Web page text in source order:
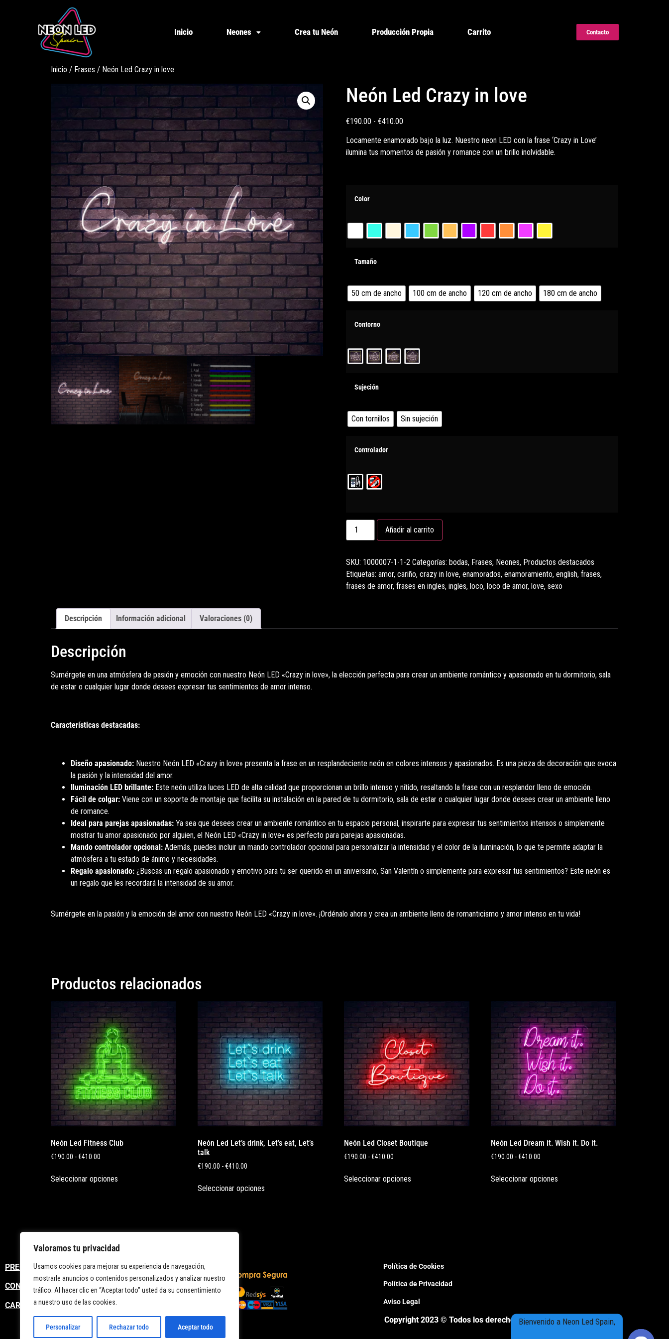
Valoramos tu privacidad
Usamos cookies para mejorar su experiencia de navegación,
mostrarle anuncios o contenidos personalizados y analizar nuestro
tráfico. Al hacer clic en “Aceptar todo” usted da su consentimiento
a nuestro uso de las cookies.
Personalizar Rechazar todo Aceptar todo
Inicio Neones Crea tu Neón Producción Propia Carrito Contacto
Inicio / Frases / Neón Led Crazy in love
Neón Led Crazy in love
€190.00 - €410.00
Locamente enamorado bajo la luz. Nuestro neon LED con la frase ‘Crazy in Love’
ilumina tus momentos de pasión y romance con un brillo inolvidable.
Color
Tamaño
50 cm de ancho 100 cm de ancho 120 cm de ancho 180 cm de ancho
Contorno
Sujeción
Con tornillos Sin sujeción
Controlador
Añadir al carrito
SKU: 1000007-1-1-2 Categorías: bodas, Frases, Neones, Productos destacados
Etiquetas: amor, cariño, crazy in love, enamorados, enamoramiento, english, frases,
frases de amor, frases en ingles, ingles, loco, loco de amor, love, sexo
Descripción Información adicional Valoraciones (0)
Descripción
Sumérgete en una atmósfera de pasión y emoción con nuestro Neón LED «Crazy in love», la elección perfecta para crear un ambiente romántico y apasionado en tu dormitorio, sala
de estar o cualquier lugar donde desees expresar tus sentimientos de amor intenso.
Características destacadas:
Diseño apasionado: Nuestro Neón LED «Crazy in love» presenta la frase en un resplandeciente neón en colores intensos y apasionados. Es una pieza de decoración que evoca
la pasión y la intensidad del amor.
Iluminación LED brillante: Este neón utiliza luces LED de alta calidad que proporcionan un brillo intenso y nítido, resaltando la frase con un resplandor lleno de emoción.
Fácil de colgar: Viene con un soporte de montaje que facilita su instalación en la pared de tu dormitorio, sala de estar o cualquier lugar donde desees crear un ambiente lleno
de romance.
Ideal para parejas apasionadas: Ya sea que desees crear un ambiente romántico en tu espacio personal, inspirarte para expresar tus sentimientos intensos o simplemente
mostrar tu amor apasionado por alguien, el Neón LED «Crazy in love» es perfecto para parejas apasionadas.
Mando controlador opcional: Además, puedes incluir un mando controlador opcional para personalizar la intensidad y el color de la iluminación, lo que te permite adaptar la
atmósfera a tu estado de ánimo y necesidades.
Regalo apasionado: ¿Buscas un regalo apasionado y emotivo para tu ser querido en un aniversario, San Valentín o simplemente para expresar tus sentimientos? Este neón es
un regalo que les recordará la intensidad de su amor.
Sumérgete en la pasión y la emoción del amor con nuestro Neón LED «Crazy in love». ¡Ordénalo ahora y crea un ambiente lleno de romanticismo y amor intenso en tu vida!
Productos relacionados
Neón Led Fitness Club
€190.00 -€410.00
Seleccionar opciones
Neón Led Let’s drink, Let’s eat, Let’s
talk
€190.00 - €410.00
Seleccionar opciones
Neón Led Closet Boutique
€190.00 - €410.00
Seleccionar opciones
Neón Led Dream it. Wish it. Do it.
€190.00 -€410.00
Seleccionar opciones
PREGUNTAS FRECUENTES
CONTACTO
CARRITO
Política de Cookies
Política de Privacidad
Aviso Legal
Copyright 2023 © Todos los derechos reservadosBienvenido a Neon Led Spain,